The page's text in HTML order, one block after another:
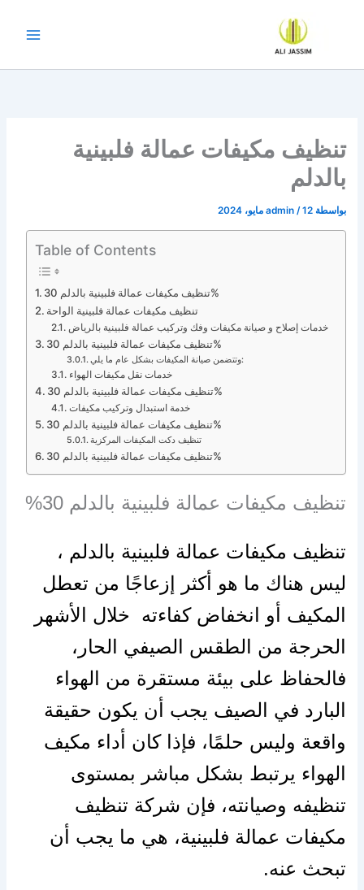
تنظيف مكيفات عمالة فلبينية
بالدلم
بواسطة admin /12 مايو، 2024
Table of Contents
تنظيف مكيفات عمالة فلبينية بالدلم 30%
تنظيف مكيفات عمالة فلبينية الواحة
خدمات إصلاح و صيانة مكيفات وفك وتركيب عمالة فلبينية بالرياض
تنظيف مكيفات عمالة فلبينية بالدلم 30%
وتتضمن صيانة المكيفات بشكل عام ما يلي:
خدمات نقل مكيفات الهواء
تنظيف مكيفات عمالة فلبينية بالدلم 30%
خدمة استبدال وتركيب مكيفات
تنظيف مكيفات عمالة فلبينية بالدلم 30%
تنظيف دكت المكيفات المركزية
تنظيف مكيفات عمالة فلبينية بالدلم 30%
تنظيف مكيفات عمالة فلبينية بالدلم 30%
تنظيف مكيفات عمالة فلبينية بالدلم ،
ليس هناك ما هو أكثر إزعاجًا من تعطل
المكيف أو انخفاض كفاءته خلال الأشهر
الحرجة من الطقس الصيفي الحار،
فالحفاظ على بيئة مستقرة من الهواء
البارد في الصيف يجب أن يكون حقيقة
واقعة وليس حلمًا، فإذا كان أداء مكيف
الهواء يرتبط بشكل مباشر بمستوى
تنظيفه وصيانته، فإن شركة تنظيف
مكيفات عمالة فلبينية، هي ما يجب أن
تبحث عنه.